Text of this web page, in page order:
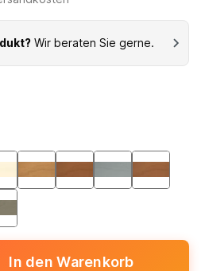
Wir beraten Sie gerne.
In den Warenkorb